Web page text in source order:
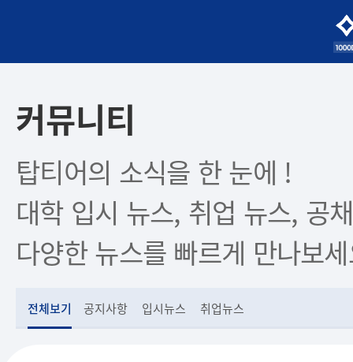
커뮤니티
탑티어의 소식을 한 눈에 !
대학 입시 뉴스, 취업 뉴스, 공
다양한 뉴스를 빠르게 만나보
전체보기 공지사항 입시뉴스 취업뉴스